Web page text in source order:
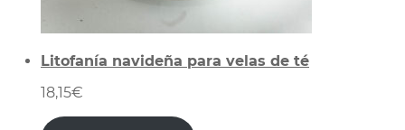
Litofanía navideña para velas de té
18,15€